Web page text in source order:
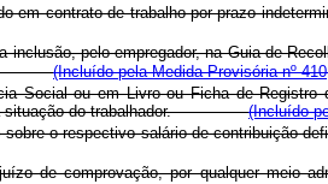
em contrato de trabalho por
pelo empregador, na Guia de
(Incluído pela Medida Provisória nº
Social ou em Livro ou Ficha de Registro
da situação do trabalhador.(Incluído
o respectivo salário-de-contribuição
de comprovação, por qualquer meio